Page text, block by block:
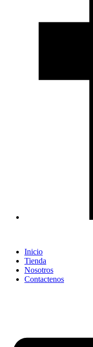
Inicio
Tienda
Nosotros
Contactenos